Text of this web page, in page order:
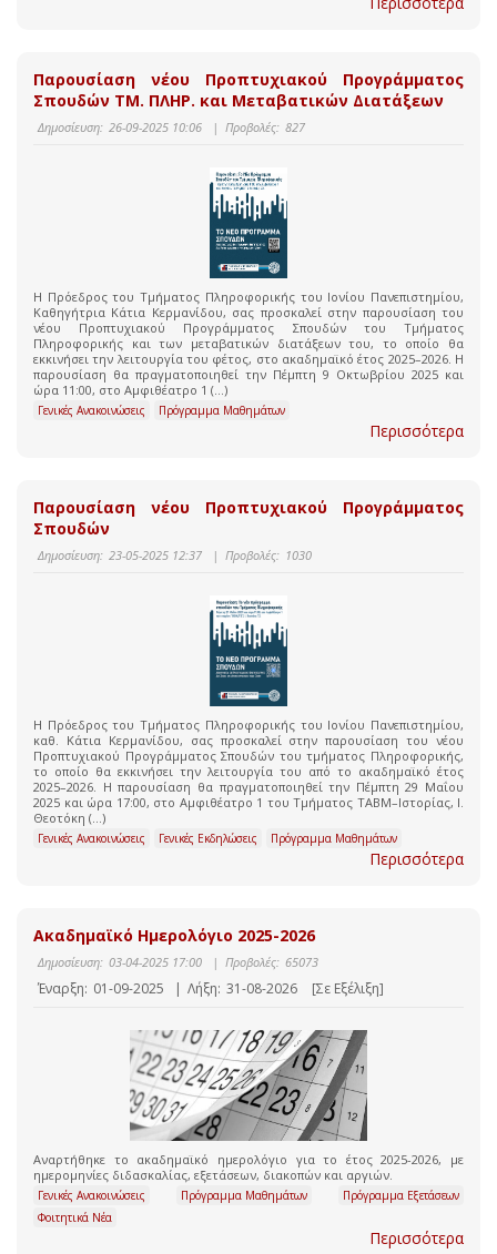
Παρουσίαση νέου Προπτυχιακού Προγράμματος
Σπουδών ΤΜ. ΠΛΗΡ. και Μεταβατικών Διατάξεων
Δημοσίευση: 26-09-2025 10:06 | Προβολές: 827
Η Πρόεδρος του Τμήματος Πληροφορικής του Ιονίου Πανεπιστημίου,
Καθηγήτρια Κάτια Κερμανίδου, σας προσκαλεί στην παρουσίαση του
νέου Προπτυχιακού Προγράμματος Σπουδών του Τμήματος
Πληροφορικής και των μεταβατικών διατάξεων του, το οποίο θα
εκκινήσει την λειτουργία του φέτος, στο ακαδημαϊκό έτος 2025–2026. Η
παρουσίαση θα πραγματοποιηθεί την Πέμπτη 9 Οκτωβρίου 2025 και
ώρα 11:00, στο Αμφιθέατρο 1 (...)
Γενικές Ανακοινώσεις Πρόγραμμα Μαθημάτων
Περισσότερα
Παρουσίαση νέου Προπτυχιακού Προγράμματος
Σπουδών
Δημοσίευση: 23-05-2025 12:37 | Προβολές: 1030
Η Πρόεδρος του Τμήματος Πληροφορικής του Ιονίου Πανεπιστημίου,
καθ. Κάτια Κερμανίδου, σας προσκαλεί στην παρουσίαση του νέου
Προπτυχιακού Προγράμματος Σπουδών του τμήματος Πληροφορικής,
το οποίο θα εκκινήσει την λειτουργία του από το ακαδημαϊκό έτος
2025–2026. Η παρουσίαση θα πραγματοποιηθεί την Πέμπτη 29 Μαΐου
2025 και ώρα 17:00, στο Αμφιθέατρο 1 του Τμήματος ΤΑΒΜ–Ιστορίας, Ι.
Θεοτόκη (...)
Γενικές Ανακοινώσεις Γενικές Εκδηλώσεις Πρόγραμμα Μαθημάτων
Περισσότερα
Ακαδημαϊκό Ημερολόγιο 2025-2026
Δημοσίευση: 03-04-2025 17:00 | Προβολές: 65073
Έναρξη: 01-09-2025 | Λήξη: 31-08-2026 [Σε Εξέλιξη]
Αναρτήθηκε το ακαδημαϊκό ημερολόγιο για το έτος 2025-2026, με
ημερομηνίες διδασκαλίας, εξετάσεων, διακοπών και αργιών.
Γενικές Ανακοινώσεις Πρόγραμμα Μαθημάτων
Πρόγραμμα Εξετάσεων
Φοιτητικά Νέα
Περισσότερα